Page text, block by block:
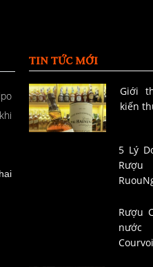
TIN TỨC MỚI
Giới
kiến
5 Lý
Rượu